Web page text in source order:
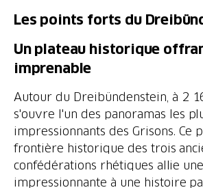
Un plateau historique
Autour du Dreibündenstein, à 2
s'ouvre l'un des panoramas les
impressionnants des Grisons. Ce
frontière historique des trois
confédérations rhétiques allie
impressionnante à une histoire